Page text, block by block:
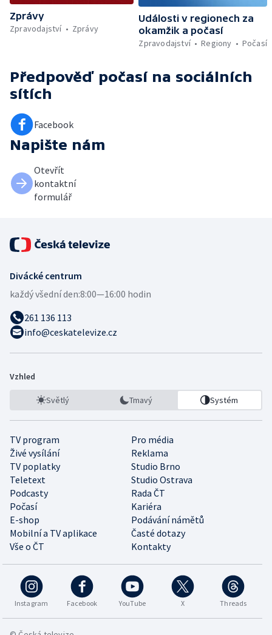
Zprávy
Zpravodajství
Zprávy
Události v regionech za
okamžik a počasí
Zpravodajství
Regiony Počasí
Předpověď počasí na sociálních
sítích
Facebook
Napište nám
Otevřít
kontaktní
formulář
Divácké centrum
každý všední den:8:00—16:00 hodin
261 136 113
info@ceskatelevize.cz
Vzhled
Světlý Tmavý Systém
TV program
Pro média
Živé vysílání
Reklama
TV poplatky
Studio Brno
Teletext
Studio Ostrava
Podcasty
Rada ČT
Počasí
Kariéra
E-shop
Podávání námětů
Mobilní a TV aplikace
Časté dotazy
Vše o ČT
Kontakty
Instagram Facebook YouTube X Threads